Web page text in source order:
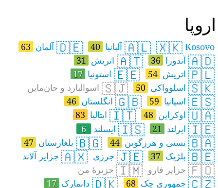
اروپا
🇽🇰 Kosovo
🇦🇱آلبانیا 40
🇩🇪آلمان 63
🇦🇩آندورا 36
🇦🇹اتريش 31
🇵🇱اتریش 54
🇪🇪استونیا 17
🇸🇰اسلوواکی 50
🇸🇯اسوالبارد و جان‌ماین
🇪🇸اسپانیا 59
🇬🇧انگلستان 46
🇺🇦اوکراین 48
🇮🇹ایتالیا 83
🇮🇪ایرلند 21
🇮🇸ایسلند 6
🇧🇦بسنی و هرزگوین 44
🇧🇬بلغارستان 47
🇧🇪بلژیک 37
🇯🇪جرزی 🇦🇽جزایر آلاند
🇫🇴جزایر فارو 🇮🇲جزیرهٔ من
🇨🇿جمهوری چک 68
🇩🇰دانمارک 17